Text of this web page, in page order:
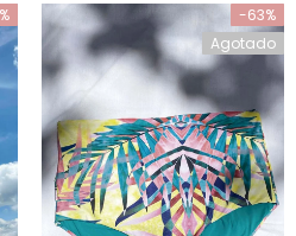
-63%
Agotado